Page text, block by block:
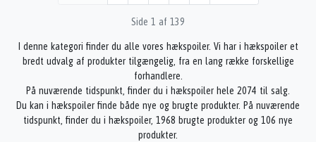
Side 1 af 139
I denne kategori finder du alle vores hækspoiler. Vi har i hækspoiler et
bredt udvalg af produkter tilgængelig, fra en lang række forskellige
forhandlere.
På nuværende tidspunkt, finder du i hækspoiler hele 2074 til salg.
Du kan i hækspoiler finde både nye og brugte produkter. På nuværende
tidspunkt, finder du i hækspoiler, 1968 brugte produkter og 106 nye
produkter.